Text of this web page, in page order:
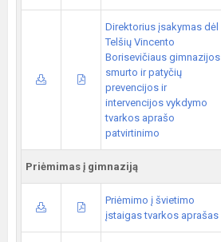
Direktorius įsakymas dėl
Telšių Vincento
Borisevičiaus gimnazijos
smurto ir patyčių
prevencijos ir
intervencijos vykdymo
tvarkos aprašo
patvirtinimo
Priėmimas į gimnaziją
Priėmimo į švietimo
įstaigas tvarkos aprašas